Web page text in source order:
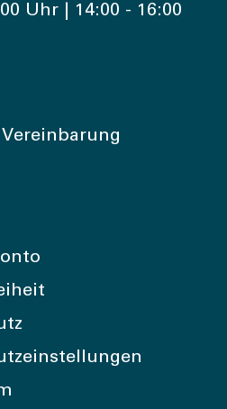
Uhr | 14:00 - 16:00